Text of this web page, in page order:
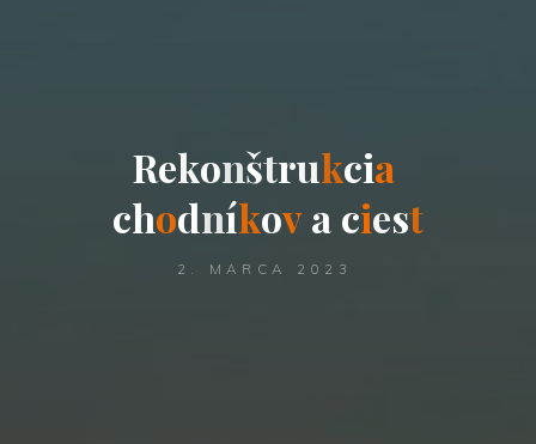
Rekonštrukcia
chodníkov a ciest
2. MARCA 2023